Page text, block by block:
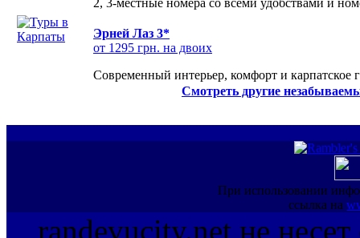
2, 3-местные номера со всеми удобствами и
Эрней Лаз 3*
от 1295 грн. на двоих
Современный интерьер, комфорт и карпатское
Смотреть другие
При использовании
ссылка на
randevucity.net не несет